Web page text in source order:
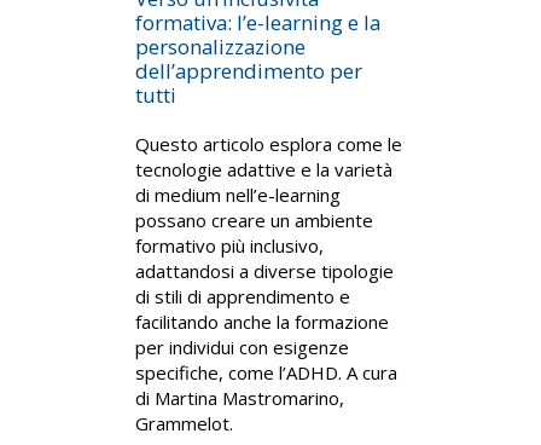
formativa: l’e-learning e la
personalizzazione
dell’apprendimento per
tutti
Questo articolo esplora come le
tecnologie adattive e la varietà
di medium nell’e-learning
possano creare un ambiente
formativo più inclusivo,
adattandosi a diverse tipologie
di stili di apprendimento e
facilitando anche la formazione
per individui con esigenze
specifiche, come l’ADHD. A cura
di Martina Mastromarino,
Grammelot.